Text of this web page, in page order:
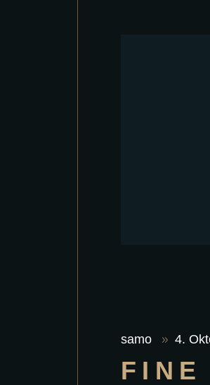
samo 4.
FINE